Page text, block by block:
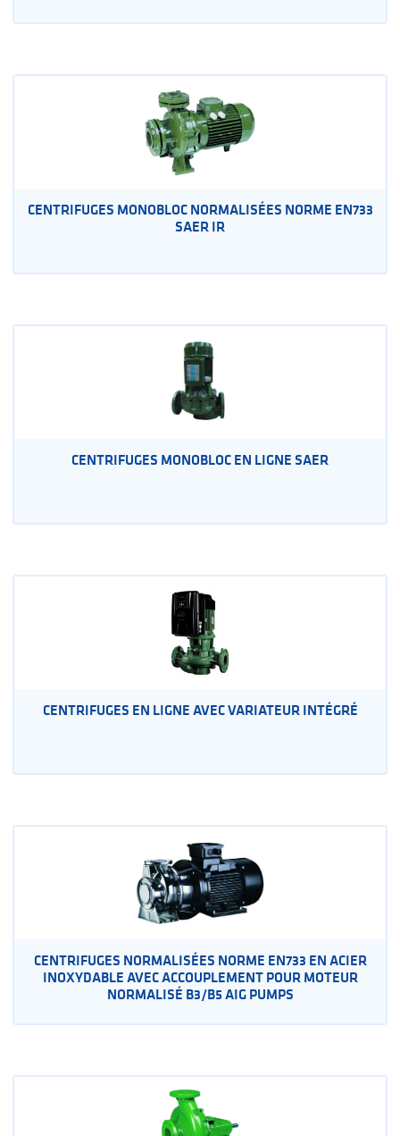
CENTRIFUGES MONOBLOC NORMALISÉES NORME EN733
SAER IR
CENTRIFUGES MONOBLOC EN LIGNE SAER
CENTRIFUGES EN LIGNE AVEC VARIATEUR INTÉGRÉ
CENTRIFUGES NORMALISÉES NORME EN733 EN ACIER
INOXYDABLE AVEC ACCOUPLEMENT POUR MOTEUR
NORMALISÉ B3/B5 AIG PUMPS